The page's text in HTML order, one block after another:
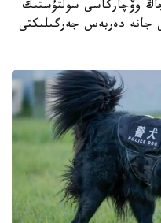
وۆچاركاسى سولتۇستىك
جانە دەربەس جەرگىلىكتى